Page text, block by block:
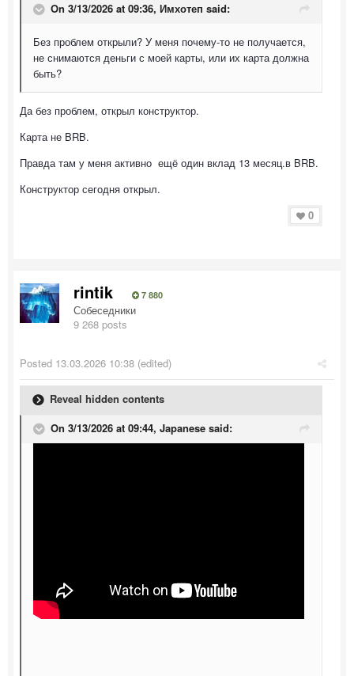
On 3/13/2026 at 09:36, Имхотеп said:
Без проблем открыли? У меня почему-то не получается,
не снимаются деньги с моей карты, или их карта должна
быть?
Да без проблем, открыл конструктор.
Карта не BRB.
Правда там у меня активно ещё один вклад 13 месяц.в BRB.
Конструктор сегодня открыл.
0
rintik 7 880
Собеседники
9 268 posts
Posted 13.03.2026 10:38 (edited)
Reveal hidden contents
On 3/13/2026 at 09:44, Japanese said: